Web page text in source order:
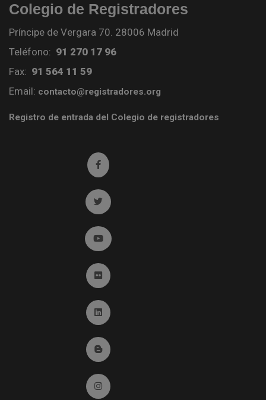
Colegio de Registradores
Príncipe de Vergara 70. 28006 Madrid
Teléfono: 91 270 17 96
Fax: 91 564 11 59
Email: contacto@registradores.org
Registro de entrada del Colegio de registradores
Ir a facebook (abre en ventana nueva)
Ir a twitter (abre en ventana nueva)
Ir a YouTube (abre en ventana nueva)
Ir a Flickr (abre en ventana nueva)
Ir a Linkedin (abre en ventana nueva)
Ir al Blog (abre en ventana nueva)
Ir a Instagram (abre en ventana nueva)